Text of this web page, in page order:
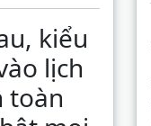
kiểu
lịch
toàn